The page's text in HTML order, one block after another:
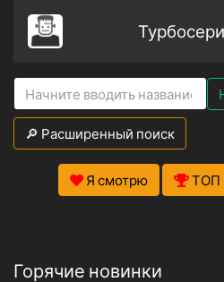
🔎 Расширенный поиск
Я смотрю ТОП
Горячие новинки